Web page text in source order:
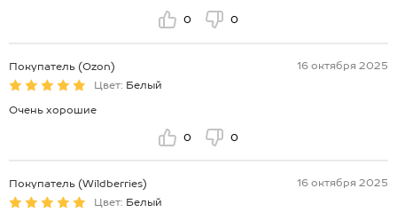
0 0
Покупатель (Ozon)
16 октября 2025
Цвет: Белый
Очень хорошие
0 0
Покупатель (Wildberries)
16 октября 2025
Цвет: Белый